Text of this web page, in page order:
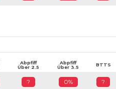
Abpfiff
Über 2.5
Abpfiff
Über 3.5
BTTS
? 0% ?